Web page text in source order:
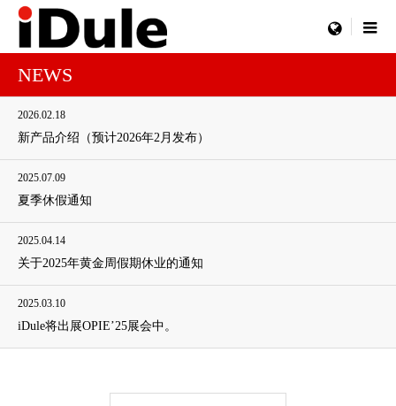
menu
NEWS
2026.02.18
新产品介绍（预计2026年2月发布）
2025.07.09
夏季休假通知
2025.04.14
关于2025年黄金周假期休业的通知
2025.03.10
iDule将出展OPIE’25展会中。